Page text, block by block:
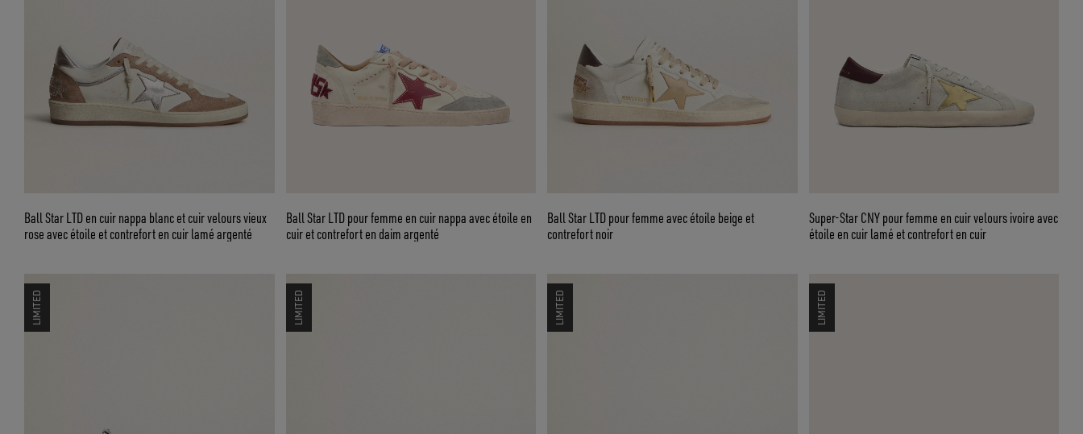
Ball Star LTD en cuir nappa blanc et cuir velours vieux
rose avec étoile et contrefort en cuir lamé argenté
Ball Star LTD pour femme en cuir nappa avec étoile en
cuir et contrefort en daim argenté
Ball Star LTD pour femme avec étoile beige et
contrefort noir
Super-Star CNY pour femme en cuir velours ivoire avec
étoile en cuir lamé et contrefort en cuir
LIMITED LIMITED LIMITED LIMITED